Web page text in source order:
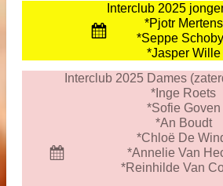
Interclub 2025
*Pjotr Mertens
*Seppe
*Jasper Wille
Interclub 2025 Dames
*Inge Roets
*Sofie Goven
*An Boudt
*Chloë De
*Annelie Van
*Reinhilde Van